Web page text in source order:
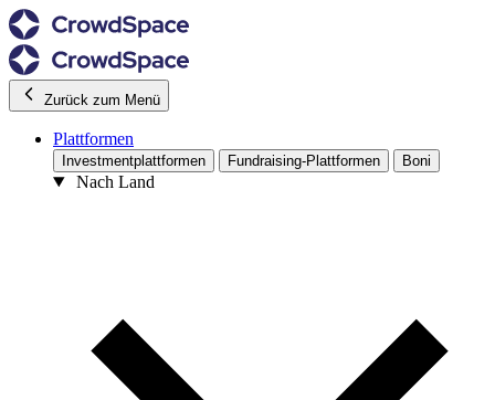
Zurück zum Menü
Plattformen
Investmentplattformen Fundraising-Plattformen Boni
Nach Land